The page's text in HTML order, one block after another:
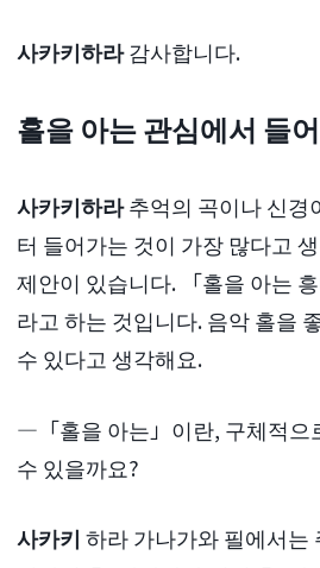
사카키하라감사합니다.
홀을 아는 관심에서 들
사카키하라추억의 곡이나 신경
터 들어가는 것이 가장 많다고
제안이 있습니다. 「홀을 아는
라고 하는 것입니다. 음악 홀을
수 있다고 생각해요.
―「홀을 아는」이란, 구체적으
수 있을까요?
사카키 하라 가나가와 필에서는